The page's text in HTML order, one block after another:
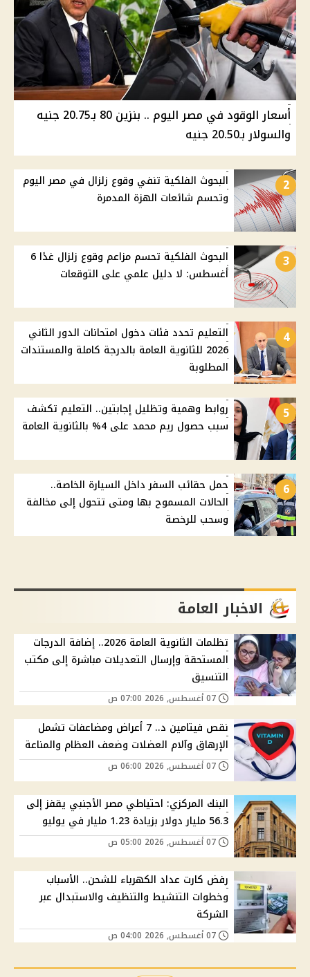
أسعار الوقود في مصر اليوم .. بنزين 80 بـ20.75 جنيه
والسولار بـ20.50 جنيه
2
البحوث الفلكية تنفي وقوع زلزال في مصر اليوم
وتحسم شائعات الهزة المدمرة
3
البحوث الفلكية تحسم مزاعم وقوع زلزال غدًا 6
أغسطس: لا دليل علمي على التوقعات
4
التعليم تحدد فئات دخول امتحانات الدور الثاني
2026 للثانوية العامة بالدرجة كاملة والمستندات
المطلوبة
5
روابط وهمية وتظليل إجابتين.. التعليم تكشف
سبب حصول ريم محمد على 4% بالثانوية العامة
6
حمل حقائب السفر داخل السيارة الخاصة..
الحالات المسموح بها ومتى تتحول إلى مخالفة
وسحب للرخصة
الاخبار العامة
تظلمات الثانوية العامة 2026.. إضافة الدرجات
المستحقة وإرسال التعديلات مباشرة إلى مكتب
التنسيق
نقص فيتامين د.. 7 أعراض ومضاعفات تشمل
الإرهاق وآلام العضلات وضعف العظام والمناعة
البنك المركزي: احتياطي مصر الأجنبي يقفز إلى
56.3 مليار دولار بزيادة 1.23 مليار في يوليو
رفض كارت عداد الكهرباء للشحن.. الأسباب
وخطوات التنشيط والتنظيف والاستبدال عبر
الشركة